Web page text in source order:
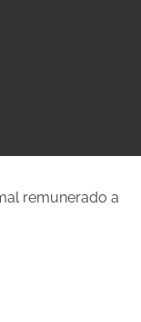
remunerado a